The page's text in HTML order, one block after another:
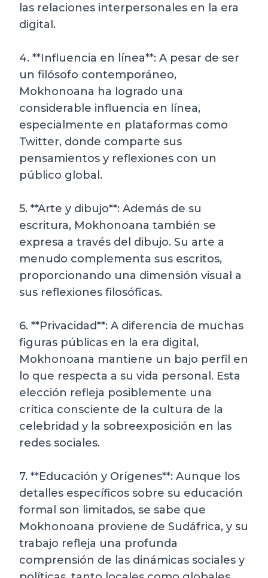
las relaciones interpersonales en la era
digital.
4. **Influencia en línea**: A pesar de ser
un filósofo contemporáneo,
Mokhonoana ha logrado una
considerable influencia en línea,
especialmente en plataformas como
Twitter, donde comparte sus
pensamientos y reflexiones con un
público global.
5. **Arte y dibujo**: Además de su
escritura, Mokhonoana también se
expresa a través del dibujo. Su arte a
menudo complementa sus escritos,
proporcionando una dimensión visual a
sus reflexiones filosóficas.
6. **Privacidad**: A diferencia de muchas
figuras públicas en la era digital,
Mokhonoana mantiene un bajo perfil en
lo que respecta a su vida personal. Esta
elección refleja posiblemente una
crítica consciente de la cultura de la
celebridad y la sobreexposición en las
redes sociales.
7. **Educación y Orígenes**: Aunque los
detalles específicos sobre su educación
formal son limitados, se sabe que
Mokhonoana proviene de Sudáfrica, y su
trabajo refleja una profunda
comprensión de las dinámicas sociales y